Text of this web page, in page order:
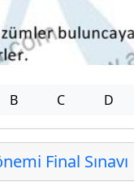
B C D
Final Sınavı